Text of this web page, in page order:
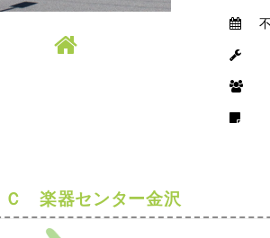
Ｃ 楽器センター金沢